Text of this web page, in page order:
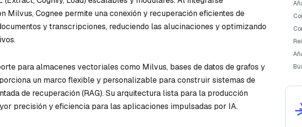
Milvus, Cognee permite una conexión y recuperación eficientes de
y transcripciones, reduciendo las alucinaciones y optimizando
para almacenes vectoriales como Milvus, bases de datos de grafos y
un marco flexible y personalizable para construir sistemas de
de recuperación (RAG). Su arquitectura lista para la producción
precisión y eficiencia para las aplicaciones impulsadas por IA.